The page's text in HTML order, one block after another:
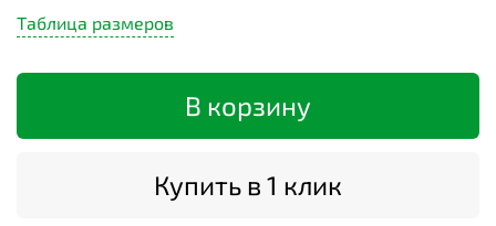
Таблица размеров
В корзину
Купить в 1 клик